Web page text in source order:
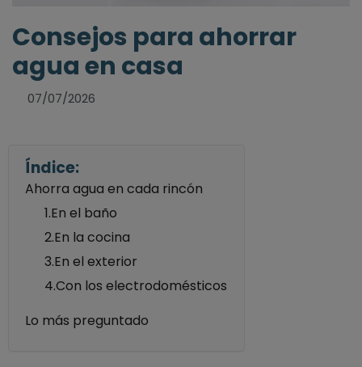
Consejos para ahorrar
agua en casa
07/07/2026
Índice:
Ahorra agua en cada rincón
1.En el baño
2.En la cocina
3.En el exterior
4.Con los electrodomésticos
Lo más preguntado